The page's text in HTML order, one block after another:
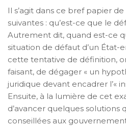
Il s’agit dans ce bref papier
suivantes : qu’est-ce que le
Autrement dit, quand est-ce
situation de défaut d’un État-
cette tentative de définition,
faisant, de dégager « un
juridique devant encadrer l’«
Ensuite, à la lumière de cet
d’avancer quelques solutions
conseillées aux